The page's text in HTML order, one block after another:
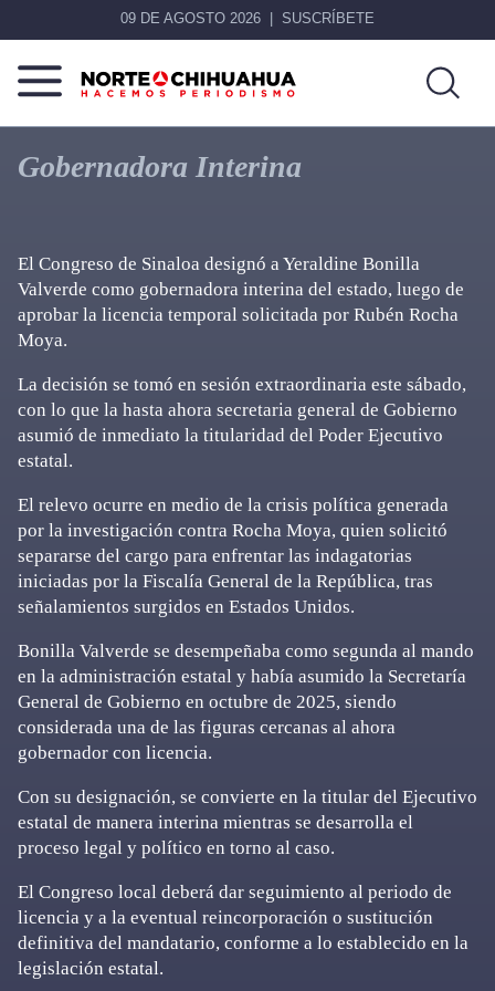
09 DE AGOSTO 2026 SUSCRÍBETE
Norte
Chihuahua
Más
que
noticias,
Gobernadora Interina
El Congreso de Sinaloa designó a Yeraldine Bonilla
Valverde como gobernadora interina del estado, luego de
aprobar la licencia temporal solicitada por Rubén Rocha
Moya.
La decisión se tomó en sesión extraordinaria este sábado,
con lo que la hasta ahora secretaria general de Gobierno
asumió de inmediato la titularidad del Poder Ejecutivo
estatal.
El relevo ocurre en medio de la crisis política generada
por la investigación contra Rocha Moya, quien solicitó
separarse del cargo para enfrentar las indagatorias
iniciadas por la Fiscalía General de la República, tras
señalamientos surgidos en Estados Unidos.
Bonilla Valverde se desempeñaba como segunda al mando
en la administración estatal y había asumido la Secretaría
General de Gobierno en octubre de 2025, siendo
considerada una de las figuras cercanas al ahora
gobernador con licencia.
Con su designación, se convierte en la titular del Ejecutivo
estatal de manera interina mientras se desarrolla el
proceso legal y político en torno al caso.
El Congreso local deberá dar seguimiento al periodo de
licencia y a la eventual reincorporación o sustitución
definitiva del mandatario, conforme a lo establecido en la
legislación estatal.